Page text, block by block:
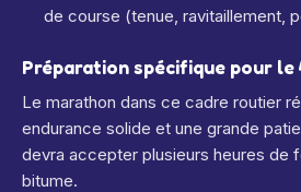
de course (tenue, ravitaillement,
Préparation spécifique pour le
Le marathon dans ce cadre routier
endurance solide et une grande
devra accepter plusieurs heures de
bitume.